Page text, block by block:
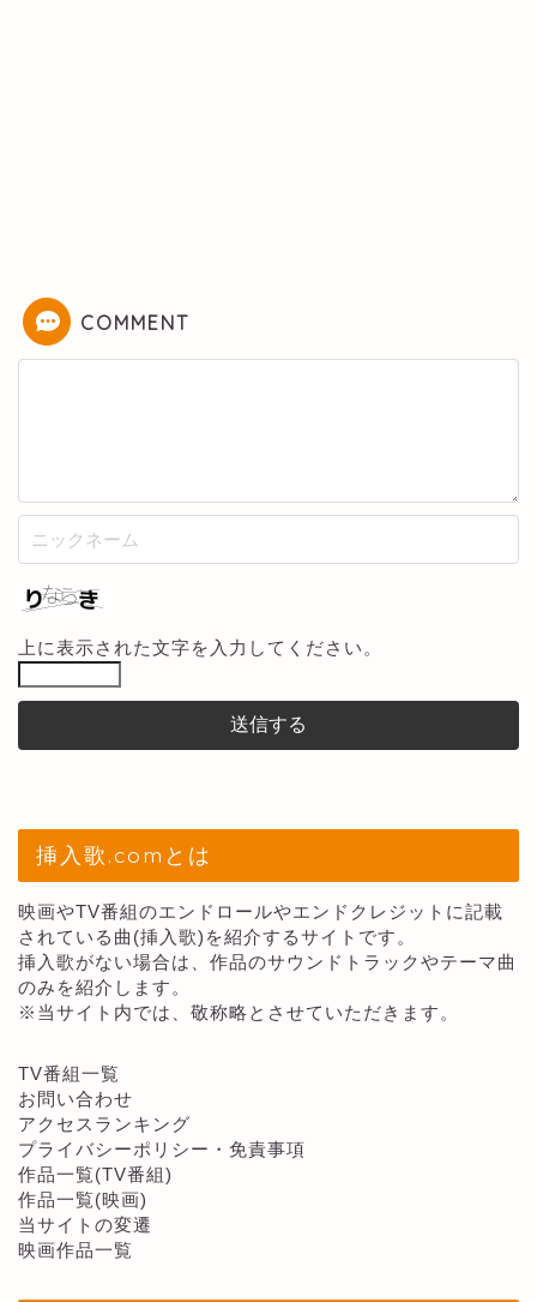
COMMENT
上に表示された文字を入力してください。
挿入歌.comとは
映画やTV番組のエンドロールやエンドクレジットに記載
されている曲(挿入歌)を紹介するサイトです。
挿入歌がない場合は、作品のサウンドトラックやテーマ曲
のみを紹介します。
※当サイト内では、敬称略とさせていただきます。
TV番組一覧
お問い合わせ
アクセスランキング
プライバシーポリシー・免責事項
作品一覧(TV番組)
作品一覧(映画)
当サイトの変遷
映画作品一覧